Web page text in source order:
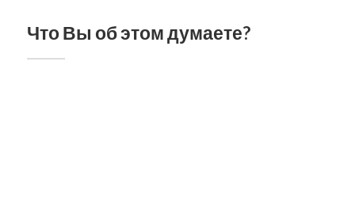
Что Вы об этом думаете?